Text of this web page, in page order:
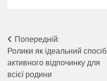
Навігація
записів
Попередній:
Ролики як ідеальний спосіб
активного відпочинку для
всієї родини